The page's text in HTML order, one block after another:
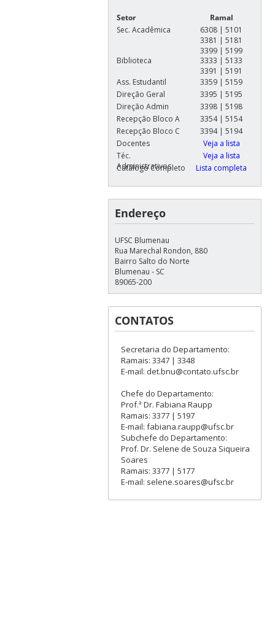
Setor
Ramal
Sec. Acadêmica
6308 | 5101
3381 | 5181
3399 | 5199
Biblioteca
3333 | 5133
3391 | 5191
Ass. Estudantil
3359 | 5159
Direção Geral
3395 | 5195
Direção Admin
3398 | 5198
Recepção Bloco A
3354 | 5154
Recepção Bloco C
3394 | 5194
Docentes
Veja a lista
Téc.
Administrativos
Veja a lista
Catálogo Completo
Lista completa
Endereço
UFSC Blumenau
Rua Marechal Rondon, 880
Bairro Salto do Norte
Blumenau - SC
89065-200
CONTATOS
Secretaria do Departamento:
Ramais: 3347 | 3348
E-mail: det.bnu@contato.ufsc.br
Chefe do Departamento:
Prof.ª Dr. Fabiana Raupp
Ramais: 3377 | 5197
E-mail: fabiana.raupp@ufsc.br
Subchefe do Departamento:
Prof. Dr. Selene de Souza Siqueira
Soares
Ramais: 3377 | 5177
E-mail: selene.soares@ufsc.br